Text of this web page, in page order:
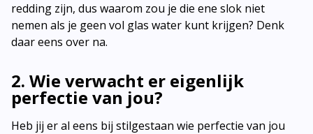
redding zijn, dus waarom zou je die ene slok niet
nemen als je geen vol glas water kunt krijgen? Denk
daar eens over na.
2. Wie verwacht er eigenlijk
perfectie van jou?
Heb jij er al eens bij stilgestaan wie perfectie van jou